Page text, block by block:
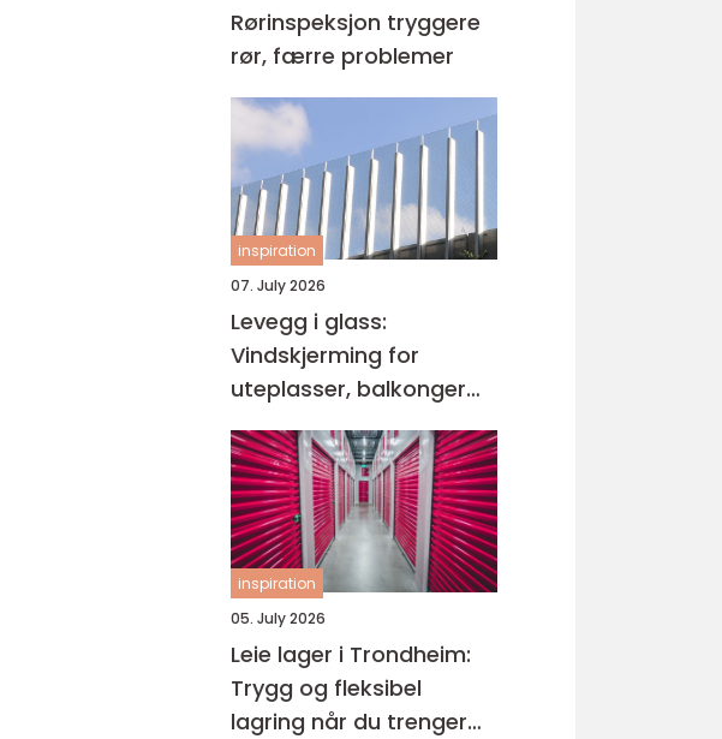
Rørinspeksjon tryggere
rør, færre problemer
inspiration
07. July 2026
Levegg i glass:
Vindskjerming for
uteplasser, balkonger
og hager
inspiration
05. July 2026
Leie lager i Trondheim:
Trygg og fleksibel
lagring når du trenger